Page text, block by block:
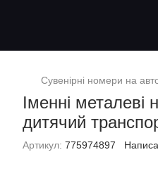
Сувенірні номери на
Іменні металеві
дитячий
Артикул: 775974897